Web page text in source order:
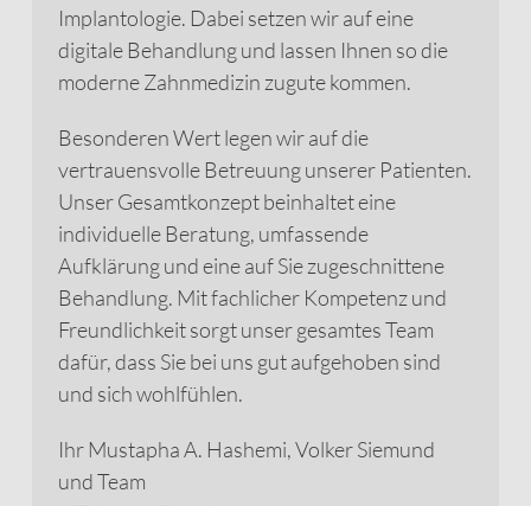
Implantologie. Dabei setzen wir auf eine
digitale Behandlung und lassen Ihnen so die
moderne Zahnmedizin zugute kommen.
Besonderen Wert legen wir auf die
vertrauensvolle Betreuung unserer Patienten.
Unser Gesamtkonzept beinhaltet eine
individuelle Beratung, umfassende
Aufklärung und eine auf Sie zugeschnittene
Behandlung. Mit fachlicher Kompetenz und
Freundlichkeit sorgt unser gesamtes Team
dafür, dass Sie bei uns gut aufgehoben sind
und sich wohlfühlen.
Ihr Mustapha A. Hashemi, Volker Siemund
und Team